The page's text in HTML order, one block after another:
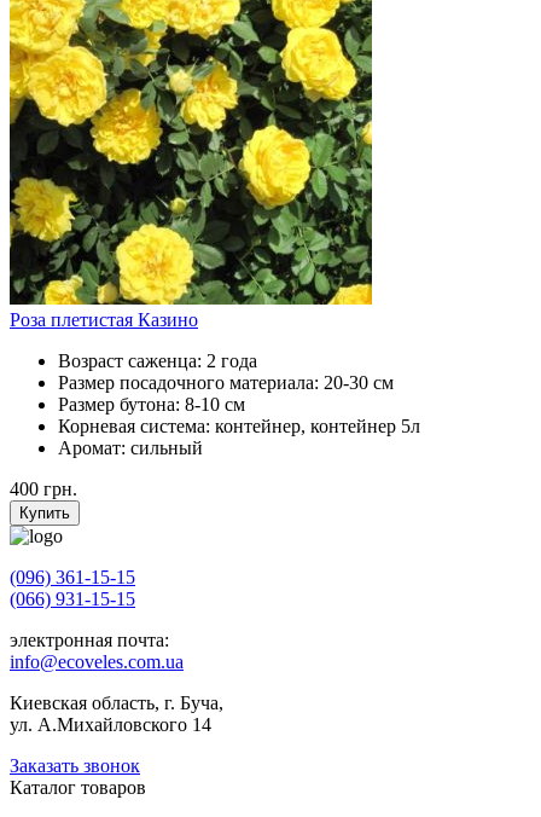
Роза плетистая Казино
Возраст саженца: 2 года
Размер посадочного материала: 20-30 см
Размер бутона: 8-10 см
Корневая система: контейнер, контейнер 5л
Аромат: сильный
400 грн.
Купить
(096) 361-15-15
(066) 931-15-15
электронная почта:
info@ecoveles.com.ua
Киевская область, г. Буча,
ул. А.Михайловского 14
Заказать звонок
Каталог товаров